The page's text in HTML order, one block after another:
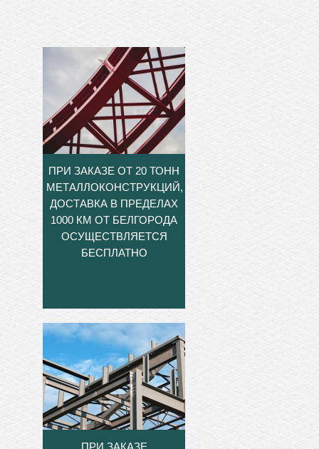
ПРИ ЗАКАЗЕ ОТ 20 ТОНН
МЕТАЛЛОКОНСТРУКЦИЙ,
ДОСТАВКА В ПРЕДЕЛАХ
1000 КМ ОТ БЕЛГОРОДА
ОСУЩЕСТВЛЯЕТСЯ
БЕСПЛАТНО